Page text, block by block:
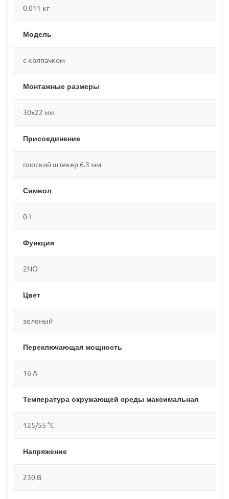
0.011 кг
Модель
с колпачком
Монтажные размеры
30x22 мм
Присоединение
плоский штекер 6.3 мм
Символ
0-I
Функция
2NO
Цвет
зеленый
Переключающая мощность
16 А
Температура окружающей среды максимальная
125/55 °C
Напряжение
230 В